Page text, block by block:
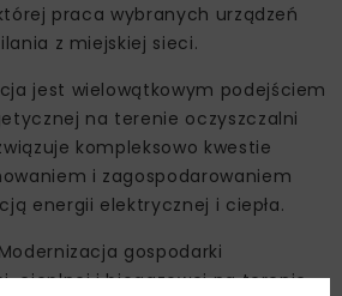
praca wybranych urządzeń
z miejskiej sieci.
jest wielowątkowym podejściem
na terenie oczyszczalni
kompleksowo kwestie
i zagospodarowaniem
energii elektrycznej i ciepła.
gospodarki
cieplnej i biogazowej na terenie